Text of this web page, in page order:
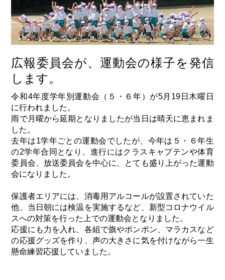
広報委員会が、運動会の様子を発信
します。
令和4年度学年別運動会（５・６年）が5月19日木曜日
に行われました。
雨で月曜から延期となりましたが当日は晴天に恵まれま
した。
去年は1学年ごとの運動会でしたが、今年は５・６年生
の2学年合同となり、進行にはクラスキャプテンや体育
委員会、放送委員会を中心に、とても盛り上がった運動
会になりました。
保護者エリアには、消毒用アルコールが設置されていた
他、当日朝には検温を実施するなど、新型コロナウイル
スへの対策を行った上での運動会となりました。
応援にも力を入れ、各組で旗やポンポン、マラカスなど
の応援グッズを作り、声の大きさに気を付けながら一生
懸命練習応援していました。